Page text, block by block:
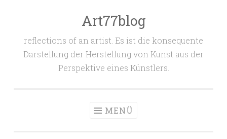
Art77blog
reflections of an artist. Es ist die konsequente
Darstellung der Herstellung von Kunst aus der
Perspektive eines Künstlers.
MENÜ